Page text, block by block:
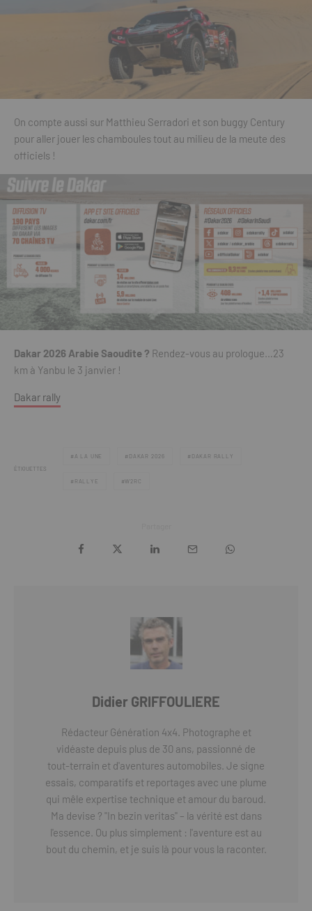
On compte aussi sur Matthieu Serradori et son buggy Century
pour aller jouer les chamboules tout au milieu de la meute des
officiels !
Dakar 2026 Arabie Saoudite ? Rendez-vous au prologue…23
km à Yanbu le 3 janvier !
Dakar rally
ÉTIQUETTES
A LA UNE DAKAR 2026 DAKAR RALLY
RALLYE W2RC
Didier GRIFFOULIERE
Rédacteur Génération 4x4. Photographe et
vidéaste depuis plus de 30 ans, passionné de
tout-terrain et d'aventures automobiles. Je signe
essais, comparatifs et reportages avec une plume
qui mêle expertise technique et amour du baroud.
Ma devise ? "In bezin veritas" – la vérité est dans
l'essence. Ou plus simplement : l'aventure est au
bout du chemin, et je suis là pour vous la raconter.